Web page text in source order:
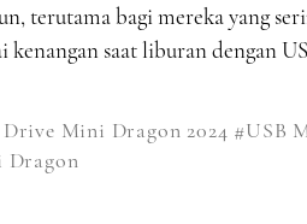
terutama bagi mereka yang
kenangan saat liburan dengan
Drive Mini Dragon 2024 #USB
Dragon